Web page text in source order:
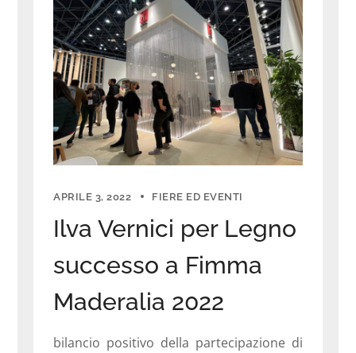
APRILE 3, 2022 FIERE ED EVENTI
Ilva Vernici per Legno
successo a Fimma
Maderalia 2022
bilancio positivo della partecipazione di